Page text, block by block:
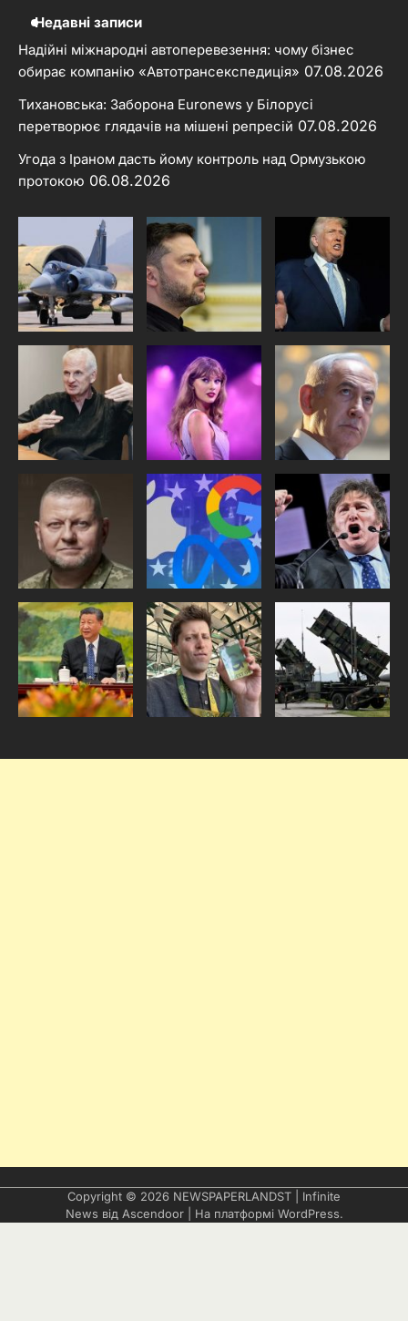
Недавні записи
Надійні міжнародні автоперевезення: чому бізнес
обирає компанію «Автотрансекспедиція» 07.08.2026
Тихановська: Заборона Euronews у Білорусі
перетворює глядачів на мішені репресій 07.08.2026
Угода з Іраном дасть йому контроль над Ормузькою
протокою 06.08.2026
Copyright © 2026 NEWSPAPERLANDST | Infinite
News від Ascendoor| На платформі WordPress.